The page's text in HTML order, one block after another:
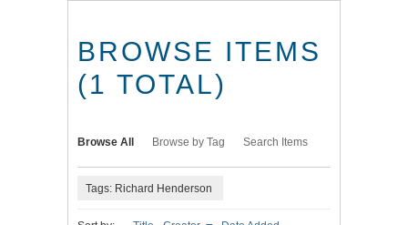
BROWSE ITEMS
(1 TOTAL)
Browse All Browse by Tag Search Items
Tags: Richard Henderson